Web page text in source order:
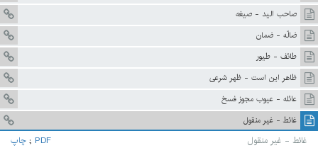
صاحب اليد - صيغه
ضالّه - ضمان
طائف - طيور
ظاهر اين است - ظهر شرعى
عائله - عيوب مجوز فسخ
غائط - غير منقول
غائط - غير منقول چاپ ; PDF